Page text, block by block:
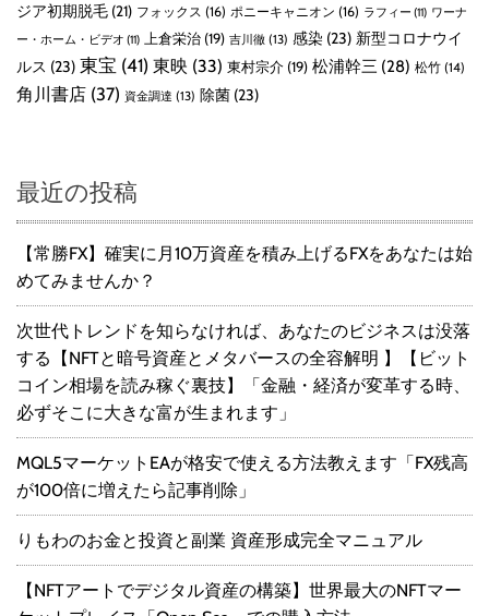
ジア初期脱毛 (21) フォックス (16) ポニーキャニオン (16) ラフィー (11) ワーナ
ー・ホーム・ビデオ (11) 上倉栄治 (19) 吉川徹 (13) 感染 (23) 新型コロナウイ
ルス (23) 東宝 (41) 東映 (33) 東村宗介 (19) 松浦幹三 (28) 松竹 (14)
角川書店 (37) 資金調達 (13) 除菌 (23)
最近の投稿
【常勝FX】確実に月10万資産を積み上げるFXをあなたは始
めてみませんか？
次世代トレンドを知らなければ、あなたのビジネスは没落
する【NFTと暗号資産とメタバースの全容解明 】【ビット
コイン相場を読み稼ぐ裏技】「金融・経済が変革する時、
必ずそこに大きな富が生まれます」
MQL5マーケットEAが格安で使える方法教えます「FX残高
が100倍に増えたら記事削除」
りもわのお金と投資と副業 資産形成完全マニュアル
【NFTアートでデジタル資産の構築】世界最大のNFTマー